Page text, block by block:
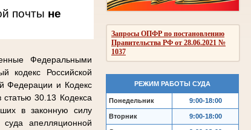
Запросы ОПФР по постановлению
Правительства РФ от 28.06.2021 №
1037
РЕЖИМ РАБОТЫ СУДА
Понедельник 9:00-18:00
Вторник 9:00-18:00
почты не
Федеральными
кодекс Российской
Федерации и Кодекс
30.13 Кодекса
в законную силу
апелляционной